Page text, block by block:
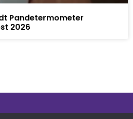
Pandetermometer
2026